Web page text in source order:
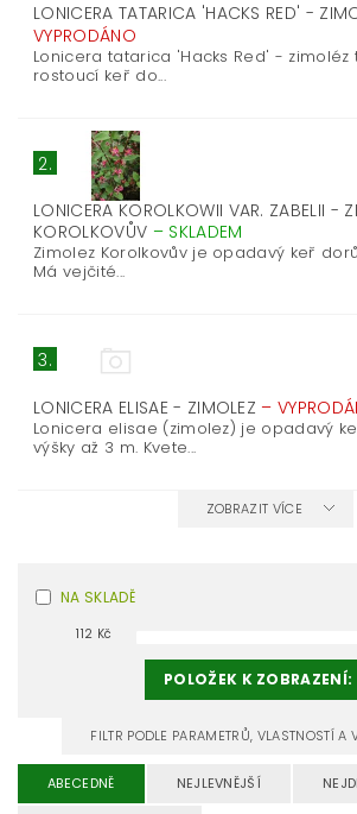
LONICERA TATARICA 'HACKS RED' -
VYPRODÁNO
Lonicera tatarica 'Hacks Red' - zimoléz
rostoucí keř do...
2.
LONICERA KOROLKOWII VAR. ZABELII -
KOROLKOVŮV – SKLADEM
Zimolez Korolkovův je opadavý keř
Má vejčité...
3.
LONICERA ELISAE - ZIMOLEZ –
Lonicera elisae (zimolez) je opadavý
výšky až 3 m. Kvete...
ZOBRAZIT VÍCE
NA SKLADĚ
112 Kč
POLOŽEK K ZOBRAZENÍ:
FILTR PODLE PARAMETRŮ, VLASTNOSTÍ A
ABECEDNĚ NEJLEVNĚJŠÍ